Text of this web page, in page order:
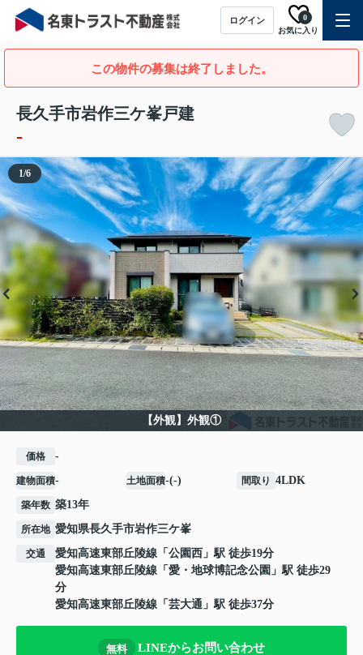
ログイン
お気に入り
0
この物件の募集は終了しました。
長久手市岩作三ケ峯戸建
-
【外観】外観①
1/6
価格 -
建物面積- 土地面積-(-) 間取り 4LDK
築年数 築13年
所在地 愛知県長久手市岩作三ケ峯
交通 愛知高速東部丘陵線 「 公園西 」駅 徒歩19分
愛知高速東部丘陵線 「 愛・地球博記念公園 」駅 徒歩29
分
愛知高速東部丘陵線 「 芸大通 」駅 徒歩37分
無料 LINEからお問い合わせ